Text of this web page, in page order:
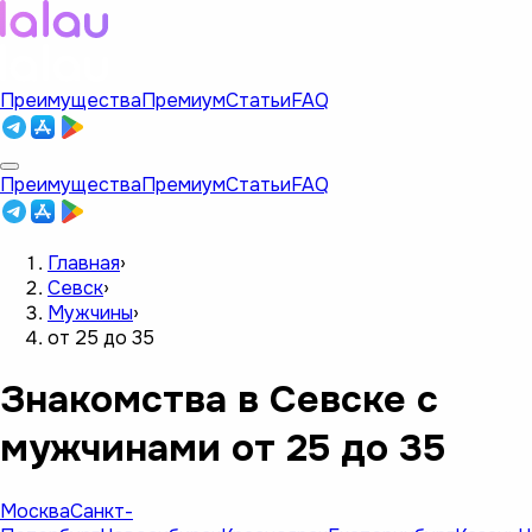
ПреимуществаПремиумСтатьиFAQ
ПреимуществаПремиумСтатьиFAQ
Главная›
Севск›
Мужчины›
от 25 до 35
Знакомства в Севске с
мужчинами от 25 до 35
МоскваСанкт-